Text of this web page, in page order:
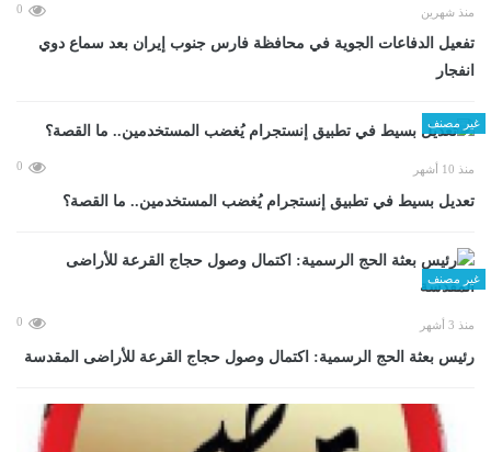
منذ شهرين 0
تفعيل الدفاعات الجوية في محافظة فارس جنوب إيران بعد سماع دوي
انفجار
غير مصنف
منذ 10 أشهر 0
تعديل بسيط في تطبيق إنستجرام يُغضب المستخدمين.. ما القصة؟
غير مصنف
منذ 3 أشهر 0
رئيس بعثة الحج الرسمية: اكتمال وصول حجاج القرعة للأراضى المقدسة